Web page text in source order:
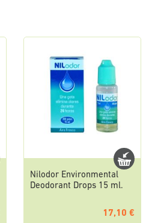
Nilodor Environmental
Deodorant Drops 15 ml.
17,10 €